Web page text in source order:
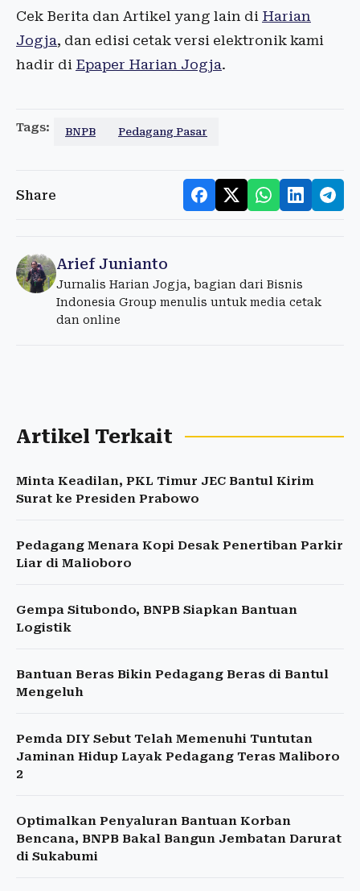
Cek Berita dan Artikel yang lain di Harian
Jogja, dan edisi cetak versi elektronik kami
hadir di Epaper Harian Jogja.
Tags: BNPB Pedagang Pasar
Share
Arief Junianto
Jurnalis Harian Jogja, bagian dari Bisnis
Indonesia Group menulis untuk media cetak
dan online
Artikel Terkait
Minta Keadilan, PKL Timur JEC Bantul Kirim
Surat ke Presiden Prabowo
Pedagang Menara Kopi Desak Penertiban Parkir
Liar di Malioboro
Gempa Situbondo, BNPB Siapkan Bantuan
Logistik
Bantuan Beras Bikin Pedagang Beras di Bantul
Mengeluh
Pemda DIY Sebut Telah Memenuhi Tuntutan
Jaminan Hidup Layak Pedagang Teras Maliboro
2
Optimalkan Penyaluran Bantuan Korban
Bencana, BNPB Bakal Bangun Jembatan Darurat
di Sukabumi